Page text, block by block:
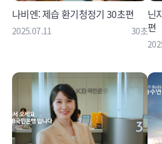
나비엔: 제습 환기청정기 30초편
2025.07.11 30초
닌
편